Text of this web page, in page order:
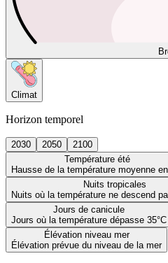
Climat
Horizon temporel
2030 2050
2100
Température été
Hausse de la température moyenne
Nuits tropicales
Nuits où la température ne descend
Jours de canicule
Jours où la température dépasse 35°C
Élévation niveau mer
Élévation prévue du niveau de la mer